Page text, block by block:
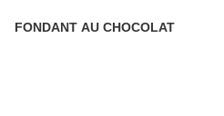
FONDANT AU CHOCOLAT